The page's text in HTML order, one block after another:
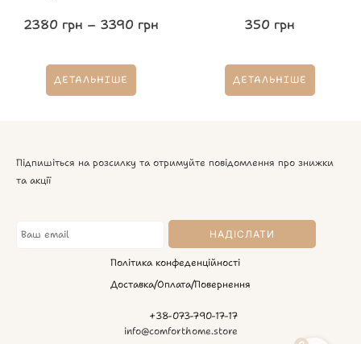
2380 грн – 3390 грн
ДЕТАЛЬНІШЕ
350 грн
ДЕТАЛЬНІШЕ
Підпишіться на розсилку та отримуйте повідомлення про знижки
та акції
Політика конфеденційності
Доставка/Оплата/Повернення
+38-073-790-17-17
info@comforthome.store